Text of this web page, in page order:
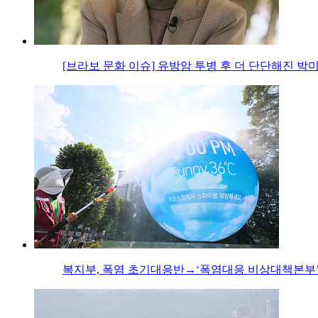
[브라보 문화 이슈] 유방암 투병 후 더 단단해진 박
복지부, 폭염 초기대응반→‘폭염대응 비상대책본부